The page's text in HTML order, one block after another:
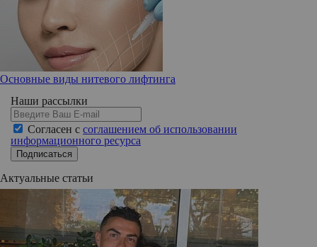
Основные виды нитевого лифтинга
Наши рассылки
Согласен с соглашением об использовании
информационного ресурса
Подписаться
Актуальные статьи